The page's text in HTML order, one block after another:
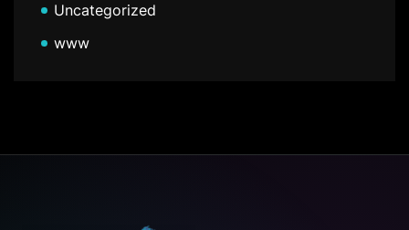
Uncategorized
www